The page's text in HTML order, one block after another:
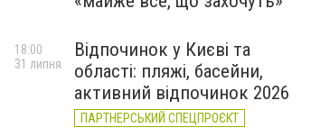
Відпочинок у Києві та
області: пляжі, басейни,
активний відпочинок 2026
ПАРТНЕРСЬКИЙ СПЕЦПРОЄКТ
18:00
31 липня